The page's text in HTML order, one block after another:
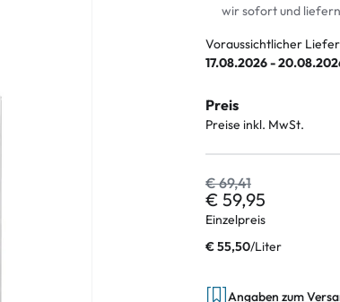
wir sofort und
Voraussichtlicher
17.08.2026 -
Preis
Preise inkl. MwSt.
€ 69,41
€ 59,95
Einzelpreis
€ 55,50/Liter
Angaben zum